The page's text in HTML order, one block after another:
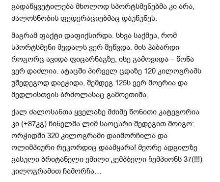
გადაწყვეტილება მხოლოდ სპორტსმენებმა კი არა,
ძალოსნობის ფედერაციებმაც დაუწუნეს.
მაგრამ ფაქტი დაფიქსირდა. სხვა საქმეა, რომ
სპორტსმენი მედალს ვერ შეწვდა. მის ჰაბარდი
როგორც ავიდა ფიცარნაგზე, ისე გამოვიდა – წონა
ვერ დაძლია. ატაცში პირველ ცდაზე 120 კილოგრამს
უშედეგოდ დაეჭიდა, შემდეგ 125ს ვერ მოერია და
მედლისთვის ბრძოლასაც გამოეთიშა.
ქალ ძალოსანთა ყველაზე მძიმე წონითი კატეგორია
კი (+87კგ) ჩინელმა ლიმ საოცარი შედეგით მოიგო:
ორჭიდში 320 კილოგრამი დაიმორჩილა და
ოლიმპიური რეკორდიც დაამყარა! მეორე ადგილზე
გასული ბრიტანელი ემილი კემპბელი ჩემპიონს 37(!!!)
კილოგრამით ჩამორჩა…